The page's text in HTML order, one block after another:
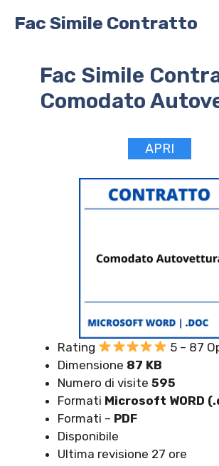
Fac Simile Contratto
Fac Simile
Comodato
APRI
Rating
5 – 87
Dimensione 87 KB
Numero di visite 595
Formati Microsoft WORD
Formati – PDF
Disponibile
Ultima revisione 27 ore